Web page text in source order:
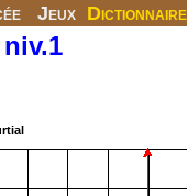
Jeux Dictionnaire